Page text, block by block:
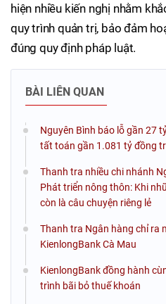
hiện nhiều kiến nghị nhằm
quy trình quản trị, bảo đảm
đúng quy định pháp luật.
BÀI LIÊN QUAN
Nguyên Bình báo lỗ gần 27
tất toán gần 1.081 tỷ đồng
Thanh tra nhiều chi nhánh
Phát triển nông thôn: Khi
còn là câu chuyện riêng lẻ
Thanh tra Ngân hàng chỉ ra
KienlongBank Cà Mau
KienlongBank đồng hành
trình bãi bỏ thuế khoán